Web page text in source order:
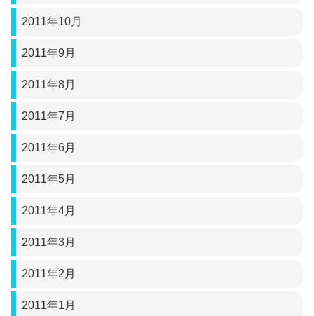
2011年10月
2011年9月
2011年8月
2011年7月
2011年6月
2011年5月
2011年4月
2011年3月
2011年2月
2011年1月